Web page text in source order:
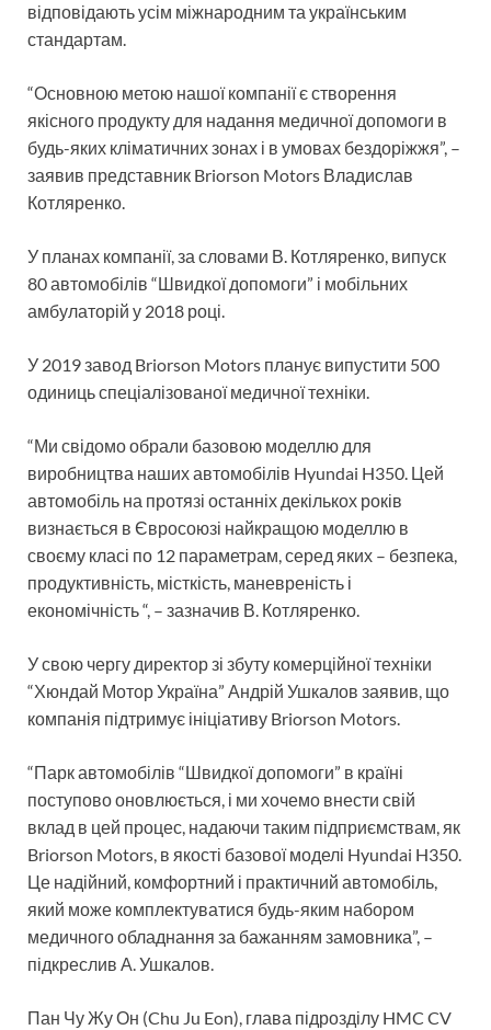
відповідають усім міжнародним та українським
стандартам.
“Основною метою нашої компанії є створення
якісного продукту для надання медичної допомоги в
будь-яких кліматичних зонах і в умовах бездоріжжя”, –
заявив представник Briorson Motors Владислав
Котляренко.
У планах компанії, за словами В. Котляренко, випуск
80 автомобілів “Швидкої допомоги” і мобільних
амбулаторій у 2018 році.
У 2019 завод Briorson Motors планує випустити 500
одиниць спеціалізованої медичної техніки.
“Ми свідомо обрали базовою моделлю для
виробництва наших автомобілів Hyundai H350. Цей
автомобіль на протязі останніх декількох років
визнається в Євросоюзі найкращою моделлю в
своєму класі по 12 параметрам, серед яких – безпека,
продуктивність, місткість, маневреність і
економічність “, – зазначив В. Котляренко.
У свою чергу директор зі збуту комерційної техніки
“Хюндай Мотор Україна” Андрій Ушкалов заявив, що
компанія підтримує ініціативу Briorson Motors.
“Парк автомобілів “Швидкої допомоги” в країні
поступово оновлюється, і ми хочемо внести свій
вклад в цей процес, надаючи таким підприємствам, як
Briorson Motors, в якості базової моделі Hyundai H350.
Це надійний, комфортний і практичний автомобіль,
який може комплектуватися будь-яким набором
медичного обладнання за бажанням замовника”, –
підкреслив А. Ушкалов.
Пан Чу Жу Он (Chu Ju Eon), глава підрозділу HMC CV